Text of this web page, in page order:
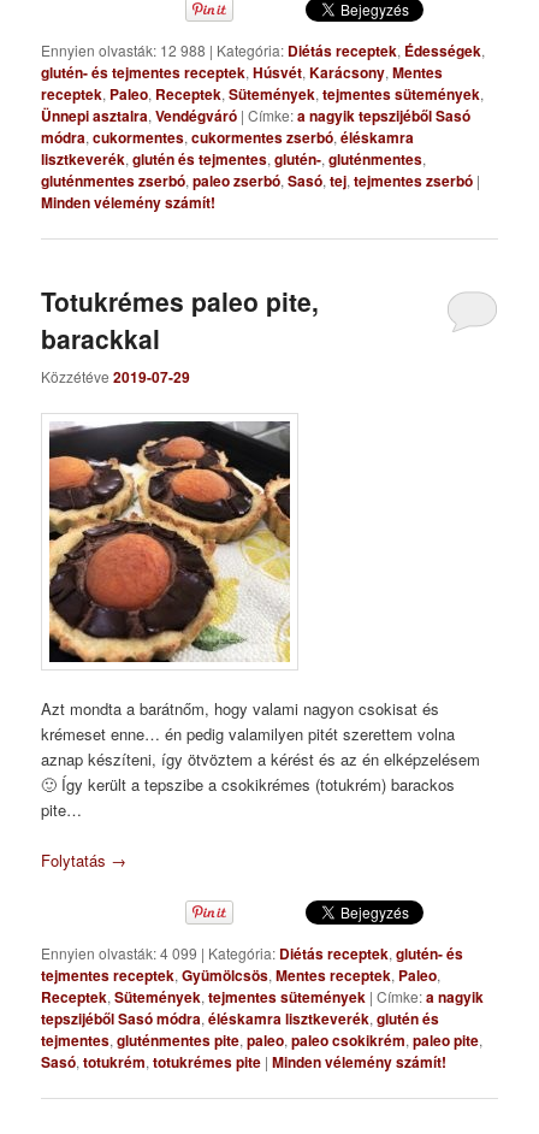
Ennyien olvasták: 12 988 | Kategória: Diétás receptek, Édességek,
glutén- és tejmentes receptek,Húsvét,Karácsony,Mentes
receptek, Paleo, Receptek,Sütemények,tejmentes sütemények,
Ünnepi asztalra,Vendégváró |Címke:a nagyik tepszijéből Sasó
módra,cukormentes,cukormentes zserbó,éléskamra
lisztkeverék,glutén és tejmentes,glutén-,gluténmentes,
gluténmentes zserbó,paleo zserbó,Sasó,tej,tejmentes zserbó |
Minden vélemény számít!
Totukrémes paleo pite,
barackkal
Közzétéve2019-07-29
Azt mondta a barátnőm, hogy valami nagyon csokisat és
krémeset enne… én pedig valamilyen pitét szerettem volna
aznap készíteni, így ötvöztem a kérést és az én elképzelésem
🙂 Így került a tepszibe a csokikrémes (totukrém) barackos
pite…
Folytatás →
Ennyien olvasták: 4 099 | Kategória: Diétás receptek,glutén- és
tejmentes receptek,Gyümölcsös,Mentes receptek, Paleo,
Receptek,Sütemények,tejmentes sütemények |Címke:a nagyik
tepszijéből Sasó módra,éléskamra lisztkeverék,glutén és
tejmentes,gluténmentes pite,paleo,paleo csokikrém,paleo pite,
Sasó,totukrém,totukrémes pite |Minden vélemény számít!